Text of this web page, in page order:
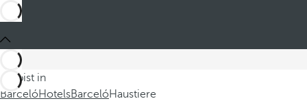
Du bist in
BarcelóHotelsBarcelóHaustiere